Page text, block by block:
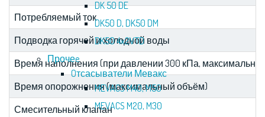
DK 50 DE
DK50 D, DK50 DM
DK50 4x2VTD
Прочеe
Oтсасыватели Мевакс
MEVACS M40, M50
MEVACS M20, M30
Потребляемый ток
Подводка горячей и холодной воды
Время наполнения (при давлении 300 кПа, максимально
Время опорожнения (максимальный объём)
Смесительный клапан